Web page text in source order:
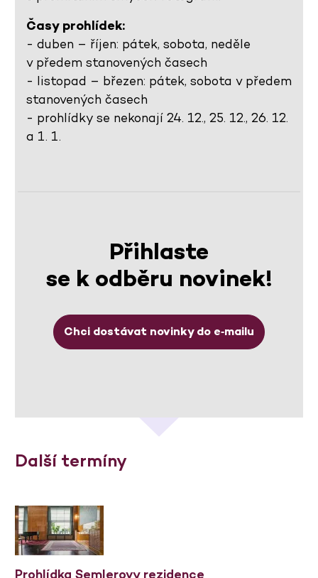
Časy prohlídek:
- duben – říjen: pátek, sobota, neděle
v předem stanovených časech
- listopad – březen: pátek, sobota v předem
stanovených časech
- prohlídky se nekonají 24. 12., 25. 12., 26. 12.
a 1. 1.
Přihlaste
se k odběru novinek!
Chci dostávat novinky do e‑mailu
Další termíny
Prohlídka Semlerovy rezidence